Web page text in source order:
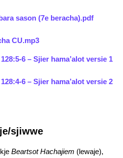
sason (7e beracha).pdf
CU.mp3
6 – Sjier hama’alot versie 1
6 – Sjier hama’alot versie 2
sjiwwe
Beartsot Hachajiem (lewaje),